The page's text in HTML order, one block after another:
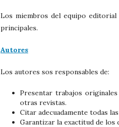
Los miembros del equipo
principales.
Autores
Los autores sos responsables de:
Presentar trabajos
otras revistas.
Citar adecuadamente todas
Garantizar la exactitud de los